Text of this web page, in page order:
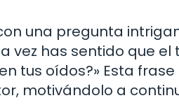
una pregunta
vez has sentido que
tus oídos?» Esta
motivándolo a